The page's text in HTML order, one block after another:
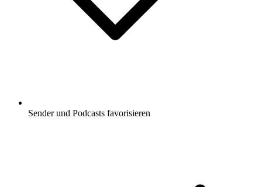
Sender und Podcasts favorisieren